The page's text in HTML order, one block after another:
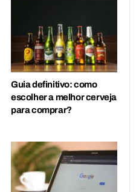
Guia definitivo: como
escolher a melhor cerveja
para comprar?